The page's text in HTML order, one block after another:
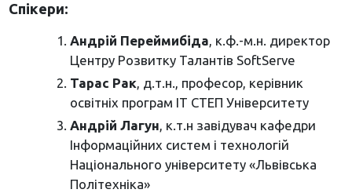
Спікери:
Андрій Переймибіда, к.ф.-м.н. директор
Центру Розвитку Талантів SoftServe
Тарас Рак, д.т.н., професор, керівник
освітніх програм ІТ СТЕП Університету
Андрій Лагун, к.т.н завідувач кафедри
Інформаційних систем і технологій
Національного університету «Львівська
Політехніка»